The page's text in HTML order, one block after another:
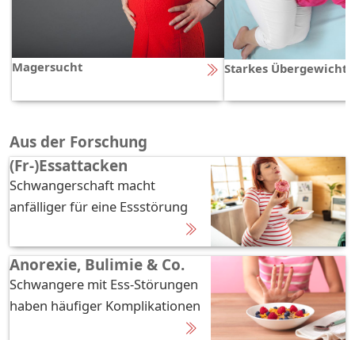
Magersucht Starkes Übergewicht
Aus der Forschung
(Fr-)Essattacken
Schwangerschaft macht
anfälliger für eine Essstörung
Anorexie, Bulimie & Co.
Schwangere mit Ess-Störungen
haben häufiger Komplikationen